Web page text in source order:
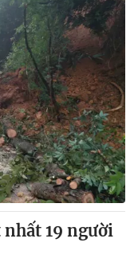
19 người